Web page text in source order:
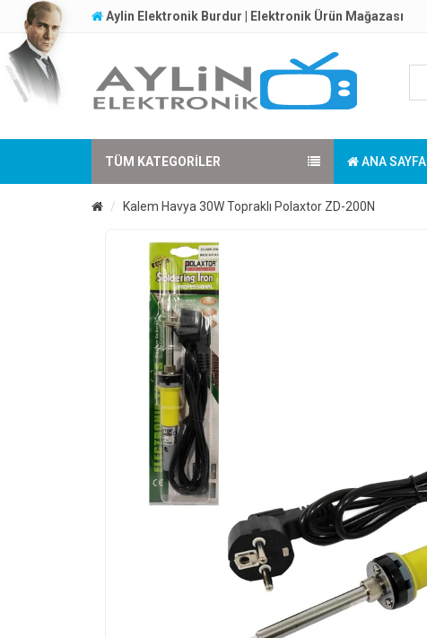
Aylin Elektronik Burdur | Elektronik Ürün Mağazası
TÜM KATEGORILER ANA SAYFA
Kalem Havya 30W Topraklı Polaxtor ZD-200N